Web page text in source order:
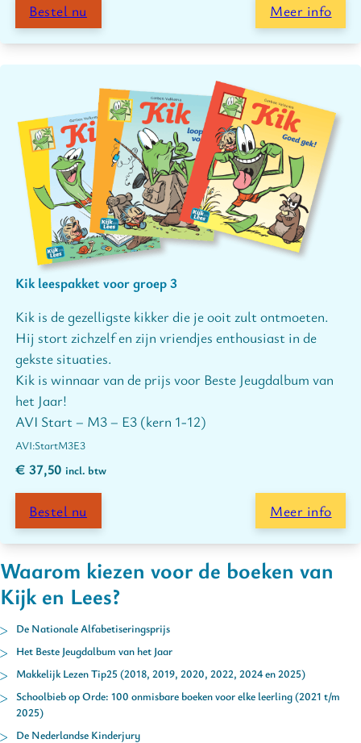
Bestel nu Meer info
Kik leespakket voor groep 3
Kik is de gezelligste kikker die je ooit zult ontmoeten.
Hij stort zichzelf en zijn vriendjes enthousiast in de
gekste situaties.
Kik is winnaar van de prijs voor Beste Jeugdalbum van
het Jaar!
AVI Start – M3 – E3 (kern 1-12)
StartM3E3
€ 37,50 incl. btw
Bestel nu Meer info
Waarom kiezen voor de boeken van
Kijk en Lees?
De Nationale Alfabetiseringsprijs
Het Beste Jeugdalbum van het Jaar
Makkelijk Lezen Tip25 (2018, 2019, 2020, 2022, 2024 en 2025)
Schoolbieb op Orde: 100 onmisbare boeken voor elke leerling (2021 t/m
2025)
De Nederlandse Kinderjury